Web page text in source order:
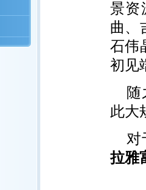
景资
曲、
石伟
初见
随
此大
对
拉雅